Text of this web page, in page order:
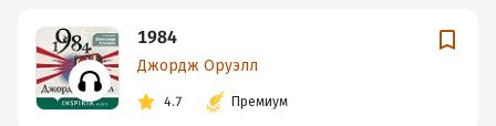
1984
Джордж Оруэлл
4.7 Премиум